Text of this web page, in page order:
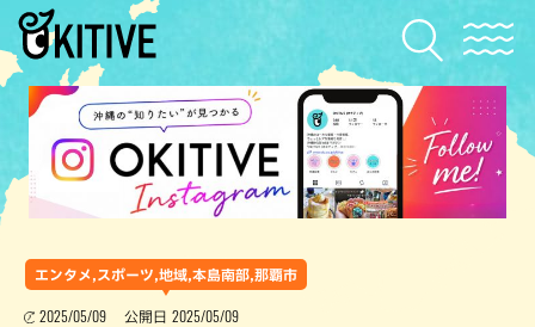
エンタメ,スポーツ,地域,本島南部,那覇市
2025/05/09 公開日 2025/05/09